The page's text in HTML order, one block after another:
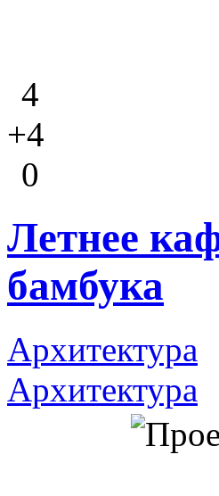
4
+4
0
Летнее
бамбука
Архитектура
Архитектура